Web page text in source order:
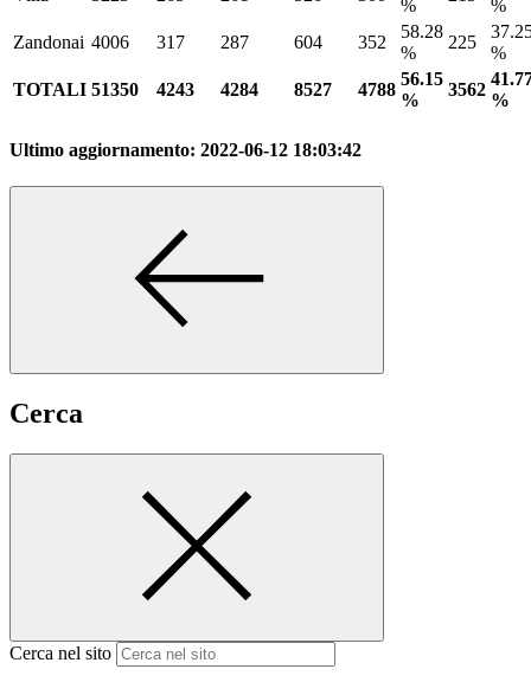
%
%
Zandonai 4006 317 287 604 352
58.28
%
225
%
TOTALI 51350 4243 4284 8527 4788
56.15
%
3562
%
Ultimo aggiornamento: 2022-06-12 18:03:42
Cerca
Cerca nel sito